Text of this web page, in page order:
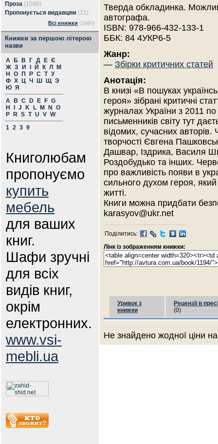
Проза (1098)
Пропонується видавцям (21)
Всі книжки (1660)
Книжки за першою літерою
назви
А Б В Г Д Е Є
Ж З И Й К Л
М
Н
О П Р С Т У
Ф Х Ц Ч Ш Щ Э
Ю Я
A
B C D E F G
H
J K L M N
O
P
R S T U V W
1 2 3 9
Книголюбам
пропонуємо
купить
мебель
для ваших
книг.
Шафи зручні
для всіх
видів книг,
окрім
електронних.
www.vsi-
mebli.ua
Тверда обкладинка.
автографа.
ISBN: 978-966-432-133-1
ББК: 84 4УКР6-5
Жанр:
— Збірки критичних статей
Анотація:
В книзі «В пошуках
героя» зібрані критичні
журналах України з 2011
письменників світу тут
відомих, сучасних
творчості Євгена
Дашвар, Іздрика, Василя
Роздобудько та інших.
про важливість появи в
сильного духом героя,
житті.
Книги можна придбати
karasyov@ukr.net
Поділитись:
Лінк із зображенням книжки:
Уривок з
книжки
Рецензії в пресі
(0)
Не знайдено жодної ціни